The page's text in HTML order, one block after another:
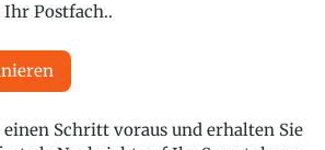
Postfach..
Schritt voraus und erhalten Sie